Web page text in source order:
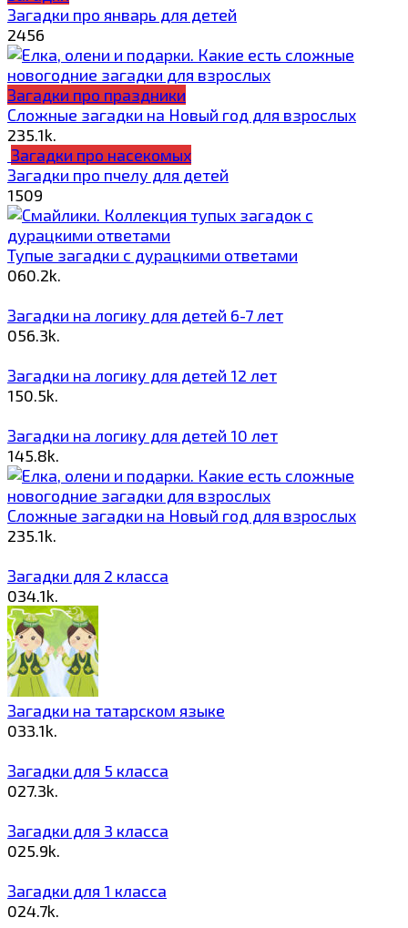
Загадки про январь для детей
2456
Загадки про праздники
Сложные загадки на Новый год для взрослых
235.1k.
Загадки про насекомых
Загадки про пчелу для детей
1509
Тупые загадки с дурацкими ответами
060.2k.
Загадки на логику для детей 6-7 лет
056.3k.
Загадки на логику для детей 12 лет
150.5k.
Загадки на логику для детей 10 лет
145.8k.
Сложные загадки на Новый год для взрослых
235.1k.
Загадки для 2 класса
034.1k.
Загадки на татарском языке
033.1k.
Загадки для 5 класса
027.3k.
Загадки для 3 класса
025.9k.
Загадки для 1 класса
024.7k.